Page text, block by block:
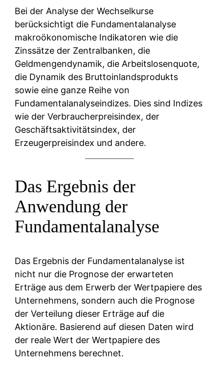
Bei der Analyse der Wechselkurse
berücksichtigt die Fundamentalanalyse
makroökonomische Indikatoren wie die
Zinssätze der Zentralbanken, die
Geldmengendynamik, die Arbeitslosenquote,
die Dynamik des Bruttoinlandsprodukts
sowie eine ganze Reihe von
Fundamentalanalyseindizes. Dies sind Indizes
wie der Verbraucherpreisindex, der
Geschäftsaktivitätsindex, der
Erzeugerpreisindex und andere.
Das Ergebnis der
Anwendung der
Fundamentalanalyse
Das Ergebnis der Fundamentalanalyse ist
nicht nur die Prognose der erwarteten
Erträge aus dem Erwerb der Wertpapiere des
Unternehmens, sondern auch die Prognose
der Verteilung dieser Erträge auf die
Aktionäre. Basierend auf diesen Daten wird
der reale Wert der Wertpapiere des
Unternehmens berechnet.